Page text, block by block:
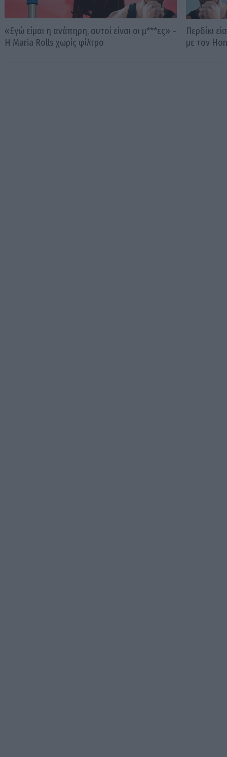
«Εγώ είμαι η ανάπηρη, αυτοί είναι οι μ***ες» –
Η Maria Rolls χωρίς φίλτρο
Περδίκι
με τον